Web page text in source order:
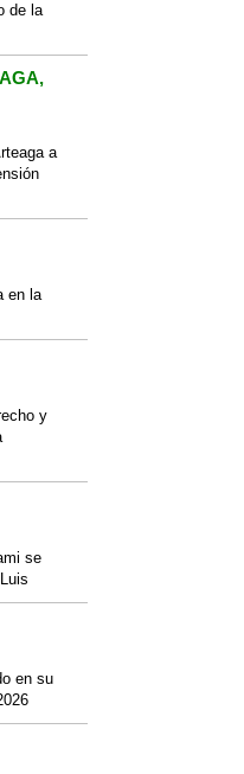
de la
a
en la
y
se
en su